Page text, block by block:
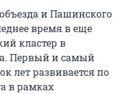
и Пашинского
время в еще
кластер в
Первый и самый
лет развивается по
в рамках